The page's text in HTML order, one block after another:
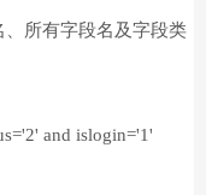
、所有字段名及字段类
and islogin='1'